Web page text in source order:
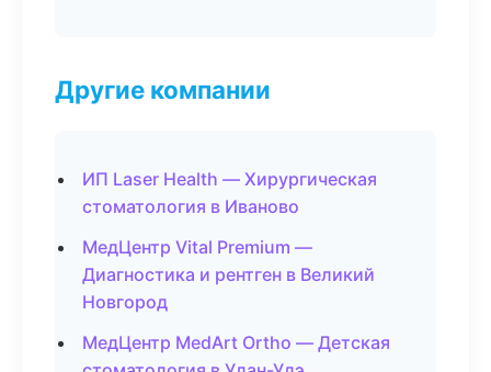
Другие компании
ИП Laser Health — Хирургическая
стоматология в Иваново
МедЦентр Vital Premium —
Диагностика и рентген в Великий
Новгород
МедЦентр MedArt Ortho — Детская